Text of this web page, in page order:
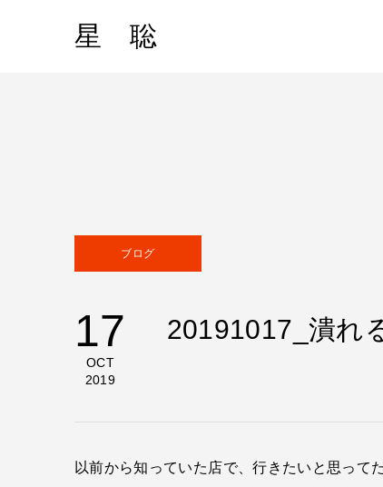
星 聡
ブログ
17
OCT
2019
20191017_潰れ
以前から知っていた店で、行きたいと思って